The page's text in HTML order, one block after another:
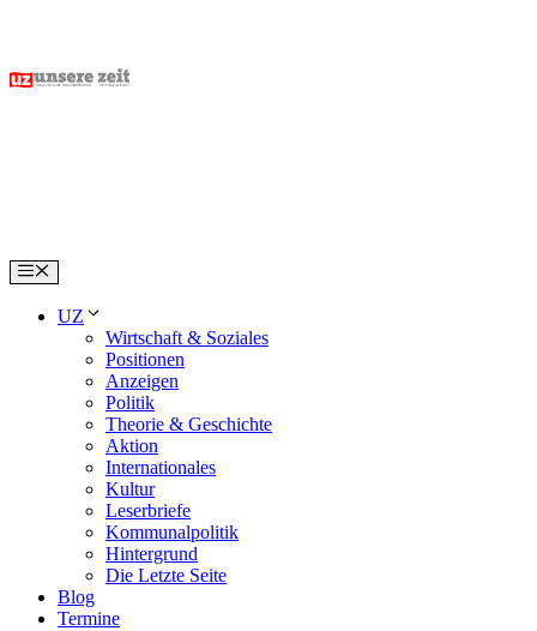
content
Menu
UZ
Wirtschaft & Soziales
Positionen
Anzeigen
Politik
Theorie & Geschichte
Aktion
Internationales
Kultur
Leserbriefe
Kommunalpolitik
Hintergrund
Die Letzte Seite
Blog
Termine